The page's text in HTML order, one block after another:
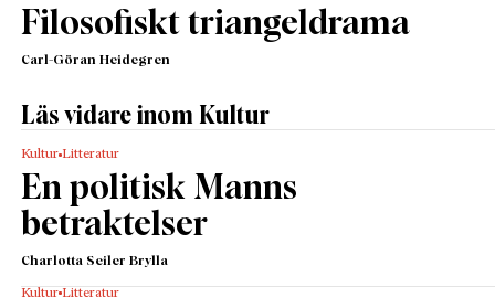
Filosofiskt triangeldrama
Carl-Göran Heidegren
Läs vidare inom Kultur
Kultur Litteratur
En politisk Manns
betraktelser
Charlotta Seiler Brylla
Kultur Litteratur